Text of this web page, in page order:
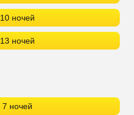
10 ночей
13 ночей
7 ночей